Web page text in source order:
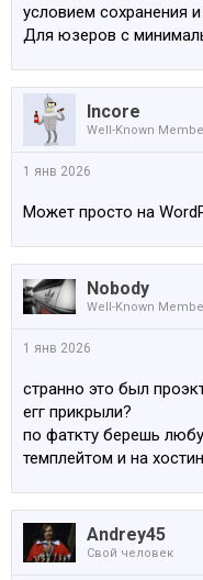
условием сохранения
Для юзеров с
Incore
Well-Known
1 янв 2026
Может просто на
Nobody
Well-Known
1 янв 2026
странно это был
егг прикрыли?
по фаткту берешь
темплейтом и на
Andrey45
Свой человек